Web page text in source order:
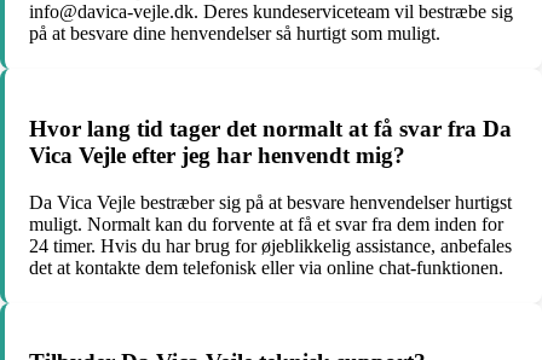
info@davica-vejle.dk. Deres kundeserviceteam vil bestræbe sig
på at besvare dine henvendelser så hurtigt som muligt.
Hvor lang tid tager det normalt at få svar fra Da
Vica Vejle efter jeg har henvendt mig?
Da Vica Vejle bestræber sig på at besvare henvendelser hurtigst
muligt. Normalt kan du forvente at få et svar fra dem inden for
24 timer. Hvis du har brug for øjeblikkelig assistance, anbefales
det at kontakte dem telefonisk eller via online chat-funktionen.